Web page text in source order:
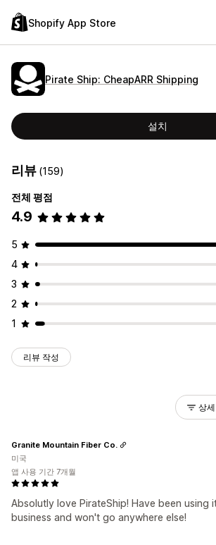
Shopify App Store
Pirate Ship: CheapARR Shipping
설치
리뷰 (159)
전체 평점
4.9
5
4
3
2
1
리뷰 작성
상
Absolutly love PirateShip! Have been using
business and won't go anywhere else!
Granite Mountain Fiber Co.
미국
앱 사용 기간 7개월